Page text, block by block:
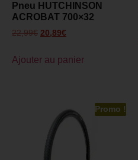
Pneu HUTCHINSON
ACROBAT 700×32
22,99€ 20,89€
Ajouter au panier
Promo !